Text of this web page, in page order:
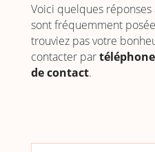
Voici quelques
sont fréquemment
trouviez pas votre
contacter partéléphone
de contact.